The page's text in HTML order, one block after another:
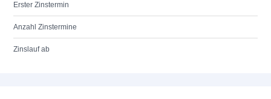
Erster Zinstermin
Anzahl Zinstermine
Zinslauf ab